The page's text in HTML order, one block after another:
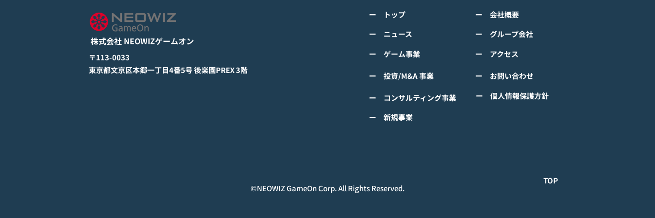
けて正式リリース！
詳しくは下記PDFをご確認くださ
い。 【ゲームオン プレスリリ
ース】 モバイル新作『ぼのぼの
なにしてる？』 Google Play
StoreとApp Storeから全世界に
向けて正式リリース！ #ぼのぼの
超伝導体！最高のスリックバ
ス】 K-POPアイドル応援アプリ
体！最高のスリックバック・チャ
のぼの なにしてる？』<span
class="space"></span>グロ
詳しくは下記PDFをご確認くださ
い。 【ゲームオン プレスリリ
ース】 TVアニメーション 『ぼの
ぼの なにしてる？』事前登録受
株式会社 NEOWIZゲームオン
​〒113-0033
​東京都文京区本郷一丁目4番5号 後楽園PREX 3階
ー トップ
ー ニュース
ー ゲーム事業
ー 投資/M&A 事業
ー コンサルティング事業
ー 会社概要
ー グループ会社
ー アクセス
ー お問い合わせ
ー 個人情報保護方針
ー 新規事業
©︎NEOWIZ GameOn Corp. All Rights Reserved.
TOP